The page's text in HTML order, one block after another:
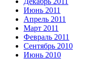
Июнь 2011
Апрель 2011
Март 2011
Февраль 2011
Сентябрь 2010
Июнь 2010